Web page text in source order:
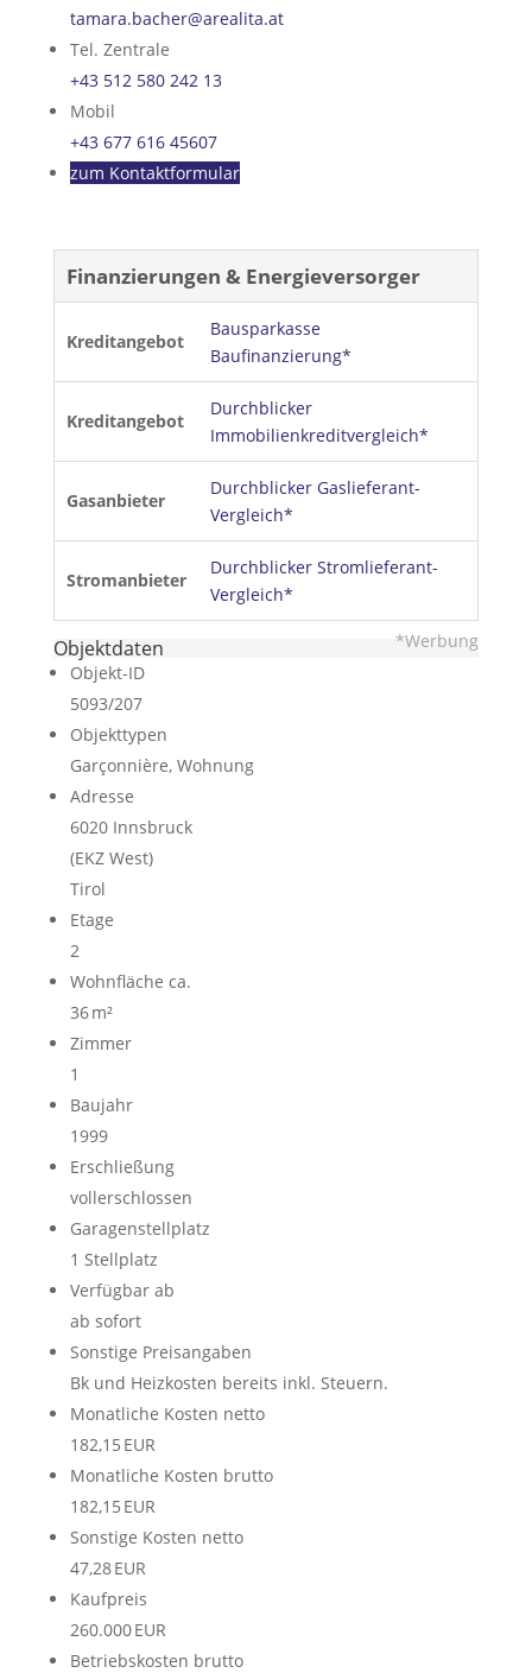
tamara.bacher@arealita.at
Tel. Zentrale
+43 512 580 242 13
Mobil
+43 677 616 45607
zum Kontaktformular
Finanzierungen & Energieversorger
Kreditangebot
Bausparkasse
Baufinanzierung*
Kreditangebot
Durchblicker
Immobilienkreditvergleich*
Gasanbieter
Durchblicker Gaslieferant-
Vergleich*
Stromanbieter
Durchblicker Stromlieferant-
Vergleich*
*Werbung
Objektdaten
Objekt-ID
5093/207
Objekttypen
Garçonnière, Wohnung
Adresse
6020 Innsbruck
(EKZ West)
Tirol
Etage
2
Wohnfläche ca.
36 m²
Zimmer
1
Baujahr
1999
Erschließung
vollerschlossen
Garagen­stellplatz
1 Stellplatz
Verfügbar ab
ab sofort
Sonstige Preisangaben
Bk und Heizkosten bereits inkl. Steuern.
Monatliche Kosten netto
182,15 EUR
Monatliche Kosten brutto
182,15 EUR
Sonstige Kosten netto
47,28 EUR
Kaufpreis
260.000 EUR
Betriebskosten brutto